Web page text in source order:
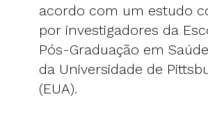
acordo com um estudo
por investigadores da
Pós-Graduação em
da Universidade de
(EUA).